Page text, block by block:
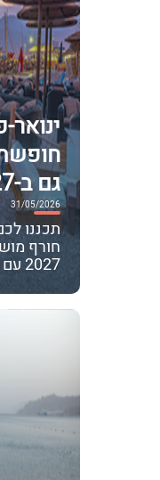
גם ב-2027
31/05/2026
תכננו
חורף
2027 עם ש...